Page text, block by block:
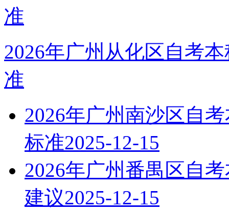
准
2026年广州从化区自考
准
2026年广州南沙区自
标准2025-12-15
2026年广州番禺区自
建议2025-12-15